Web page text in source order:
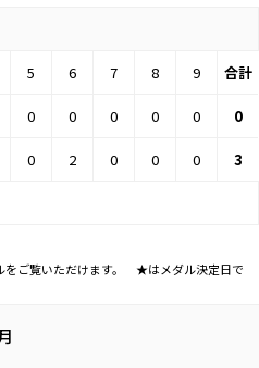
5 6 7 8 9 合計
0 0 0 0 0 0
0 2 0 0 0 3
をご覧いただけます。 ★はメダル決定日で